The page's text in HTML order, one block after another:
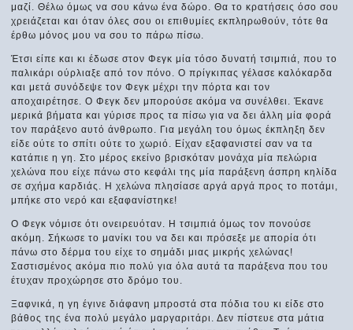
μαζί. Θέλω όμως να σου κάνω ένα δώρο. Θα το κρατήσεις όσο σου
χρειάζεται και όταν όλες σου οι επιθυμίες εκπληρωθούν, τότε θα
έρθω μόνος μου να σου το πάρω πίσω.
Έτσι είπε και κι έδωσε στον Φεγκ μία τόσο δυνατή τσιμπιά, που το
παλικάρι ούρλιαξε από τον πόνο. Ο πρίγκιπας γέλασε καλόκαρδα
και μετά συνόδεψε τον Φεγκ μέχρι την πόρτα και τον
αποχαιρέτησε. Ο Φεγκ δεν μπορούσε ακόμα να συνέλθει. Έκανε
μερικά βήματα και γύρισε προς τα πίσω για να δει άλλη μία φορά
τον παράξενο αυτό άνθρωπο. Για μεγάλη του όμως έκπληξη δεν
είδε ούτε το σπίτι ούτε το χωριό. Είχαν εξαφανιστεί σαν να τα
κατάπιε η γη. Στο μέρος εκείνο βρισκόταν μονάχα μία πελώρια
χελώνα που είχε πάνω στο κεφάλι της μία παράξενη άσπρη κηλίδα
σε σχήμα καρδιάς. Η χελώνα πλησίασε αργά αργά προς το ποτάμι,
μπήκε στο νερό και εξαφανίστηκε!
Ο Φεγκ νόμισε ότι ονειρευόταν. Η τσιμπιά όμως τον πονούσε
ακόμη. Σήκωσε το μανίκι του να δει και πρόσεξε με απορία ότι
πάνω στο δέρμα του είχε το σημάδι μιας μικρής χελώνας!
Σαστισμένος ακόμα πιο πολύ για όλα αυτά τα παράξενα που του
έτυχαν προχώρησε στο δρόμο του.
Ξαφνικά, η γη έγινε διάφανη μπροστά στα πόδια του κι είδε στο
βάθος της ένα πολύ μεγάλο μαργαριτάρι. Δεν πίστευε στα μάτια